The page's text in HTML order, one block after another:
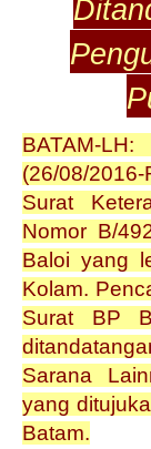
BATAM-
(26/08/
Surat
Nomor B/
Baloi yang
Kolam.
Surat BP
Sarana
yang
Batam.